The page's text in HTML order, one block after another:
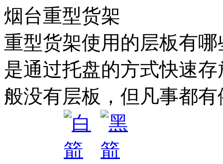
烟台重型货架
重型货架使用的层板有
是通过托盘的方式快速
般没有层板，但凡事都